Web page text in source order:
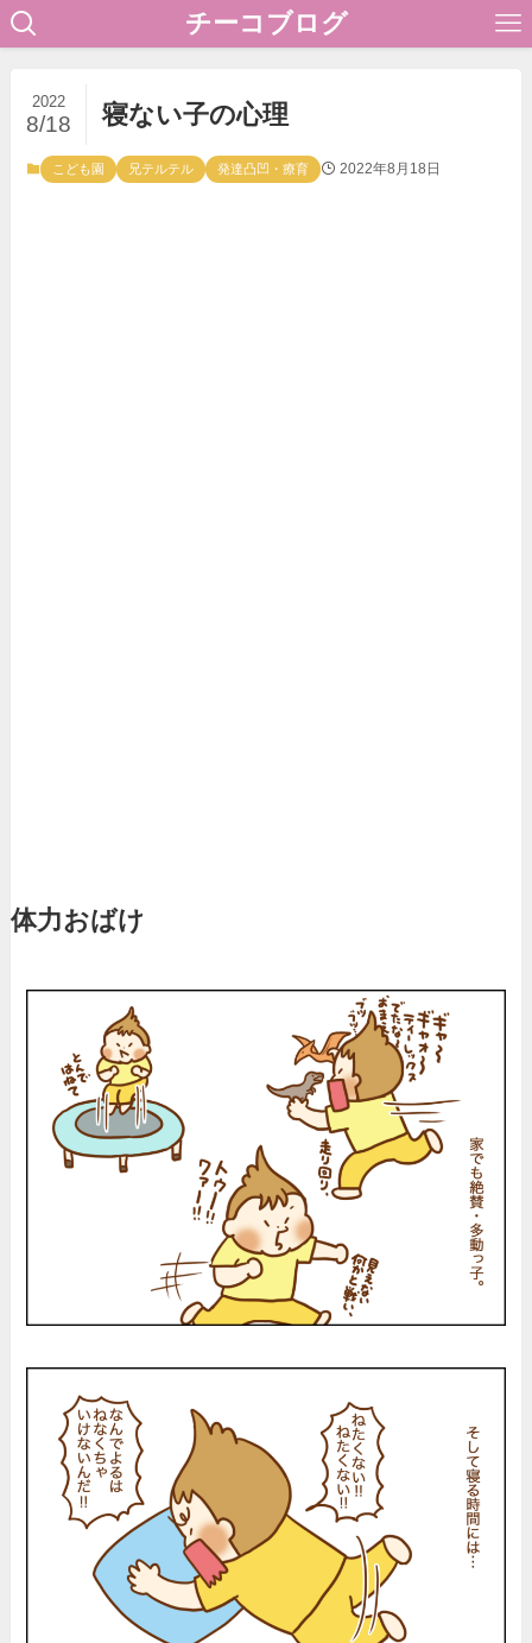
チーコブログ
寝ない子の心理
2022
8/18
こども園 兄テルテル 発達凸凹・療育 2022年8月18日
体力おばけ